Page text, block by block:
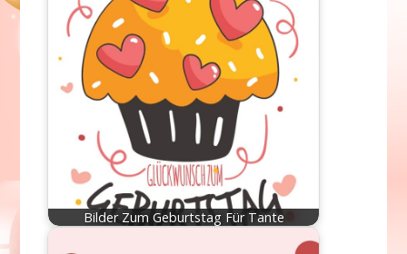
Bilder Zum Geburtstag Für Tante